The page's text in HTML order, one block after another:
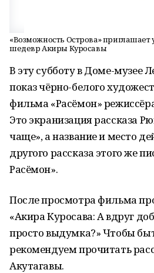
«Возможность Острова»
шедевр Акиры Куросавы
В эту субботу в Доме-музее
показ чёрно-белого
фильма «Расёмон»
Это экранизация рассказа
чаще», а название и место
другого рассказа этого же
Расёмон».
После просмотра фильма
«Акира Куросава: А вдруг
просто выдумка?» Чтобы
рекомендуем прочитать
Акутагавы.